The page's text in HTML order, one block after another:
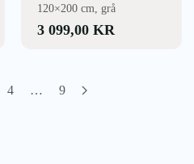
120×200 cm, grå
3 099,00 KR
4 … 9